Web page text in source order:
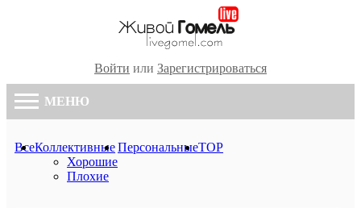
Войти или Зарегистрироваться
МЕНЮ
ВсеКоллективные
Хорошие
Плохие
ПерсональныеTOP